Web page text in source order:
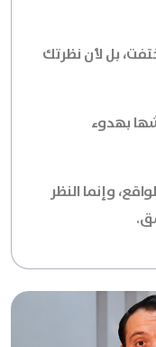
بل لأن نظرتك
بهدوء
وإنما النظر